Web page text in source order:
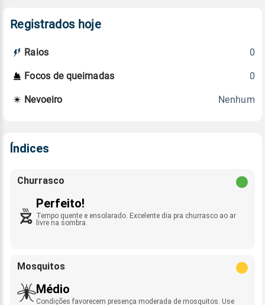
Registrados hoje
Raios 0
Focos de queimadas 0
Nevoeiro Nenhum
Índices
Churrasco
Perfeito!
Tempo quente e ensolarado. Excelente dia pra churrasco ao ar
livre na sombra.
Mosquitos
Médio
Condições favorecem presença moderada de mosquitos. Use